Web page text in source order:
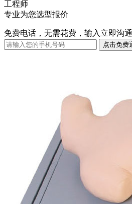
工程师
专业为您选型报价
免费电话，无需花费，输入立即沟通